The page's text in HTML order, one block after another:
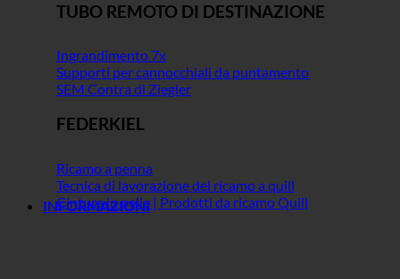
TUBO REMOTO DI DESTINAZIONE
Ingrandimento 7x
Supporti per cannocchiali da puntamento
SEM Contra di Ziegler
FEDERKIEL
Ricamo a penna
Tecnica di lavorazione del ricamo a quill
Cintura in pelle | Prodotti da ricamo Quill
INFORMAZIONI